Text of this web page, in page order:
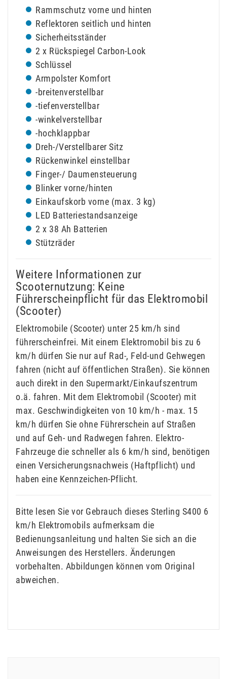
Rammschutz vorne und hinten
Reflektoren seitlich und hinten
Sicherheitsständer
2 x Rückspiegel Carbon-Look
Schlüssel
Armpolster Komfort
-breitenverstellbar
-tiefenverstellbar
-winkelverstellbar
-hochklappbar
Dreh-/Verstellbarer Sitz
Rückenwinkel einstellbar
Finger-/ Daumensteuerung
Blinker vorne/hinten
Einkaufskorb vorne (max. 3 kg)
LED Batteriestandsanzeige
2 x 38 Ah Batterien
Stützräder
Weitere Informationen zur
Scooternutzung: Keine
Führerscheinpflicht für das Elektromobil
(Scooter)
Elektromobile (Scooter) unter 25 km/h sind
führerscheinfrei. Mit einem Elektromobil bis zu 6
km/h dürfen Sie nur auf Rad-, Feld-und Gehwegen
fahren (nicht auf öffentlichen Straßen). Sie können
auch direkt in den Supermarkt/Einkaufszentrum
o.ä. fahren. Mit dem Elektromobil (Scooter) mit
max. Geschwindigkeiten von 10 km/h - max. 15
km/h dürfen Sie ohne Führerschein auf Straßen
und auf Geh- und Radwegen fahren. Elektro-
Fahrzeuge die schneller als 6 km/h sind, benötigen
einen Versicherungsnachweis (Haftpflicht) und
haben eine Kennzeichen-Pflicht.
Bitte lesen Sie vor Gebrauch dieses Sterling S400 6
km/h Elektromobils aufmerksam die
Bedienungsanleitung und halten Sie sich an die
Anweisungen des Herstellers. Änderungen
vorbehalten. Abbildungen können vom Original
abweichen.